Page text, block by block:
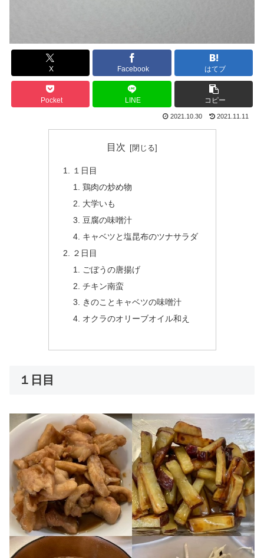
X Facebook はてブ
Pocket LINE コピー
2021.10.30 2021.11.11
目次
１日目
鶏肉の炒め物
大学いも
豆腐の味噌汁
キャベツと塩昆布のツナサラダ
２日目
ごぼうの唐揚げ
チキン南蛮
きのことキャベツの味噌汁
オクラのオリーブオイル和え
１日目